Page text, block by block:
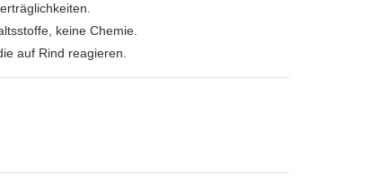
keine Chemie.
auf Rind reagieren.